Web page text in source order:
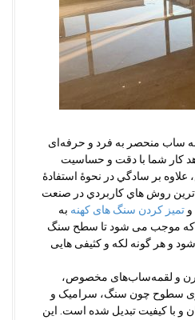
ساب منحصر به فرد و حرفه‌ای
کار شما با دقت و حساسیت
بر سادگي در نحوۀ استفادۀ
ترين روش هاي كاربردي در صنعت
تمیز کردن سنگ های کهنه به
که موجب می شود تا سطح سنگ
و هر گونه لکه و کثیفی هایی
و لقمه‌ساب‌های مخصوص،
سطوح چون سنگ، سرامیک و
و با کیفیت تبدیل شده است. این